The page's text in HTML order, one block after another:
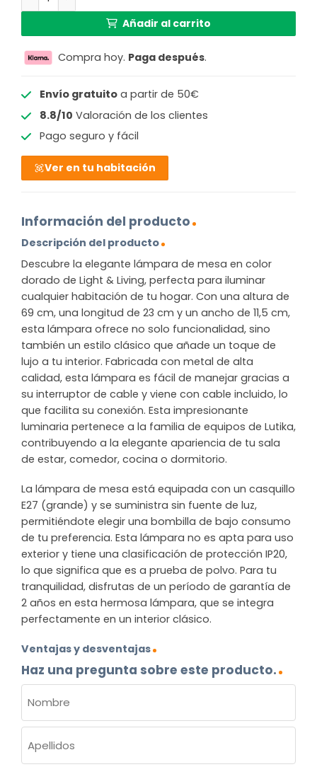
Añadir al carrito
Compra hoy. Paga después.
Envío gratuitoa partir de 50€
8.8/10 Valoración de los clientes
Pago seguro y fácil
Ver en tu habitación
Información del producto
Descripción del producto
Descubre la elegante lámpara de mesa en color
dorado de Light & Living, perfecta para iluminar
cualquier habitación de tu hogar. Con una altura de
69 cm, una longitud de 23 cm y un ancho de 11,5 cm,
esta lámpara ofrece no solo funcionalidad, sino
también un estilo clásico que añade un toque de
lujo a tu interior. Fabricada con metal de alta
calidad, esta lámpara es fácil de manejar gracias a
su interruptor de cable y viene con cable incluido, lo
que facilita su conexión. Esta impresionante
luminaria pertenece a la familia de equipos de Lutika,
contribuyendo a la elegante apariencia de tu sala
de estar, comedor, cocina o dormitorio.
La lámpara de mesa está equipada con un casquillo
E27 (grande) y se suministra sin fuente de luz,
permitiéndote elegir una bombilla de bajo consumo
de tu preferencia. Esta lámpara no es apta para uso
exterior y tiene una clasificación de protección IP20,
lo que significa que es a prueba de polvo. Para tu
tranquilidad, disfrutas de un período de garantía de
2 años en esta hermosa lámpara, que se integra
perfectamente en un interior clásico.
Ventajas y desventajas
Haz una pregunta sobre este producto.
(OBLIGATORIO)
Nombre